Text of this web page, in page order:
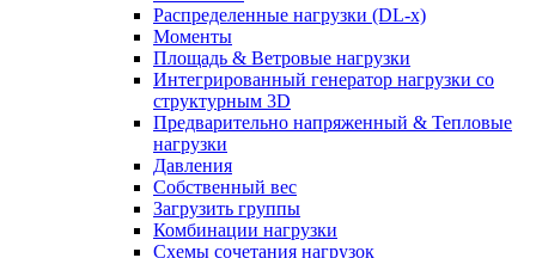
Распределенные нагрузки (DL-х)
Моменты
Площадь & Ветровые нагрузки
Интегрированный генератор нагрузки со
структурным 3D
Предварительно напряженный & Тепловые
нагрузки
Давления
Собственный вес
Загрузить группы
Комбинации нагрузки
Схемы сочетания нагрузок